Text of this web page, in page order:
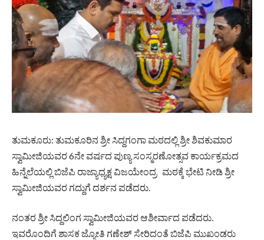
ತುಮಕೂರು: ತುಮಕೂರಿನ ಶ್ರೀ ಸಿದ್ದಗಂಗಾ ಮಠದಲ್ಲಿ ಶ್ರೀ ಶಿವಕುಮಾರ
ಸ್ವಾಮೀಜಿಯವರ 6ನೇ ವರ್ಷದ ಪುಣ್ಯ ಸಂಸ್ಮರಣೋತ್ಸವ ಕಾರ್ಯಕ್ರಮದ
ಹಿನ್ನೆಲೆಯಲ್ಲಿ ಬಿಜೆಪಿ ರಾಜ್ಯಾಧ್ಯಕ್ಷ ವಿಜಯೇಂದ್ರ ಮಠಕ್ಕೆ ಭೇಟಿ ನೀಡಿ ಶ್ರೀ
ಸ್ವಾಮೀಜಿಯವರ ಗದ್ದುಗೆ ದರ್ಶನ ಪಡೆದರು.
ನಂತರ ಶ್ರೀ ಸಿದ್ದಲಿಂಗ ಸ್ವಾಮೀಜಿಯವರ ಆಶೀರ್ವಾದ ಪಡೆದರು.
ಇವರೊಂದಿಗೆ ಶಾಸಕ ಜ್ಯೋತಿ ಗಣೇಶ್ ಸೇರಿದಂತೆ ಬಿಜೆಪಿ ಮುಖಂಡರು